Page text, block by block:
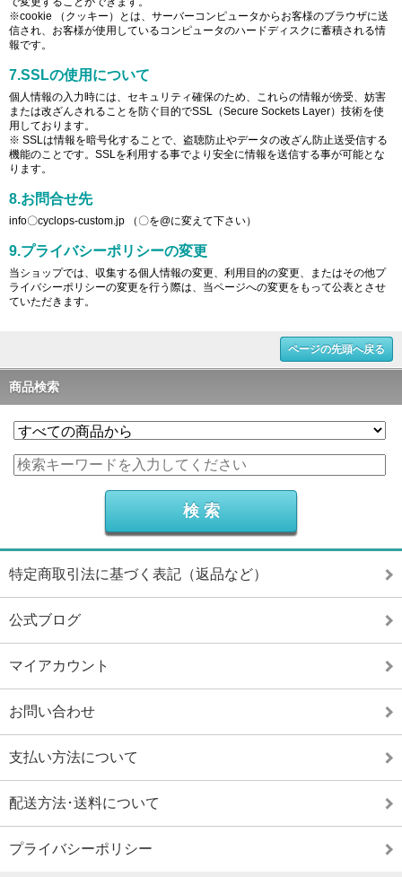
※cookie （クッキー）とは、サーバーコンピュータからお客様のブラウザに送
信され、お客様が使用しているコンピュータのハードディスクに蓄積される情
報です。
7.SSLの使用について
個人情報の入力時には、セキュリティ確保のため、これらの情報が傍受、妨害
または改ざんされることを防ぐ目的でSSL（Secure Sockets Layer）技術を使
用しております。
※ SSLは情報を暗号化することで、盗聴防止やデータの改ざん防止送受信する
機能のことです。SSLを利用する事でより安全に情報を送信する事が可能とな
ります。
8.お問合せ先
info〇cyclops-custom.jp （〇を@に変えて下さい）
9.プライバシーポリシーの変更
当ショップでは、収集する個人情報の変更、利用目的の変更、またはその他プ
ライバシーポリシーの変更を行う際は、当ページへの変更をもって公表とさせ
ていただきます。
ページの先頭へ戻る
商品検索
特定商取引法に基づく表記（返品など）
公式ブログ
マイアカウント
お問い合わせ
支払い方法について
配送方法･送料について
プライバシーポリシー